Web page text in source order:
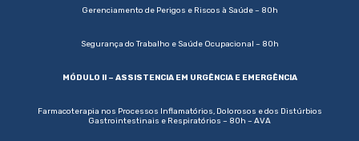
Gerenciamento de Perigos e Riscos à Saúde – 80h
Segurança do Trabalho e Saúde Ocupacional – 80h
MÓDULO II – ASSISTENCIA EM URGÊNCIA E EMERGÊNCIA
Farmacoterapia nos Processos Inflamatórios, Dolorosos e dos Distúrbios
Gastrointestinais e Respiratórios – 80h – AVA